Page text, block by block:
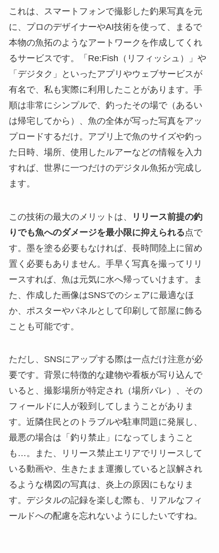
これは、スマートフォンで撮影した釣果写真を元
に、プロのデザイナーやAI技術を使って、まるで
本物の魚拓のようなアートワークを作成してくれ
るサービスです。「Re:Fish（リフィッシュ）」や
「デジタク」といったアプリやウェブサービスが
有名で、私も実際に利用したことがあります。手
順は非常にシンプルで、釣ったその場で（あるい
は帰宅してから）、魚の全体が写った写真をアッ
プロードするだけ。アプリ上で魚のサイズや釣っ
た日時、場所、使用したルアーなどの情報を入力
すれば、世界に一つだけのデジタル魚拓が完成し
ます。
この技術の最大のメリットは、
リリース前提の釣
りでも魚へのダメージを最小限に抑えられる点で
す。墨を塗る必要もなければ、長時間陸上に留め
置く必要もありません。手早く写真を撮ってリリ
ースすれば、魚は元気に水へ帰っていけます。ま
た、作成した画像はSNSでのシェアに最適なほ
か、ポスターやパネルとして印刷して部屋に飾る
ことも可能です。
ただし、SNSにアップする際は一点だけ注意が必
要です。背景に特徴的な建物や看板が写り込んで
いると、撮影場所が特定され（場所バレ）、その
フィールドに人が殺到してしまうことがありま
す。近隣住民とのトラブルや駐車問題に発展し、
最悪の場合は「釣り禁止」になってしまうこと
も…。また、リリース禁止エリアでリリースして
いる動画や、生きたまま運搬していると誤解され
るような構図の写真は、炎上の原因にもなりま
す。デジタルの記録を楽しむ際も、リアルなフィ
ールドへの配慮を忘れないようにしたいですね。